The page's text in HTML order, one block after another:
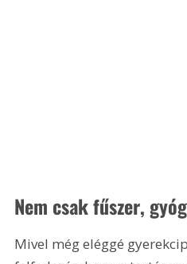
Nem csak fűszer,
Mivel még eléggé